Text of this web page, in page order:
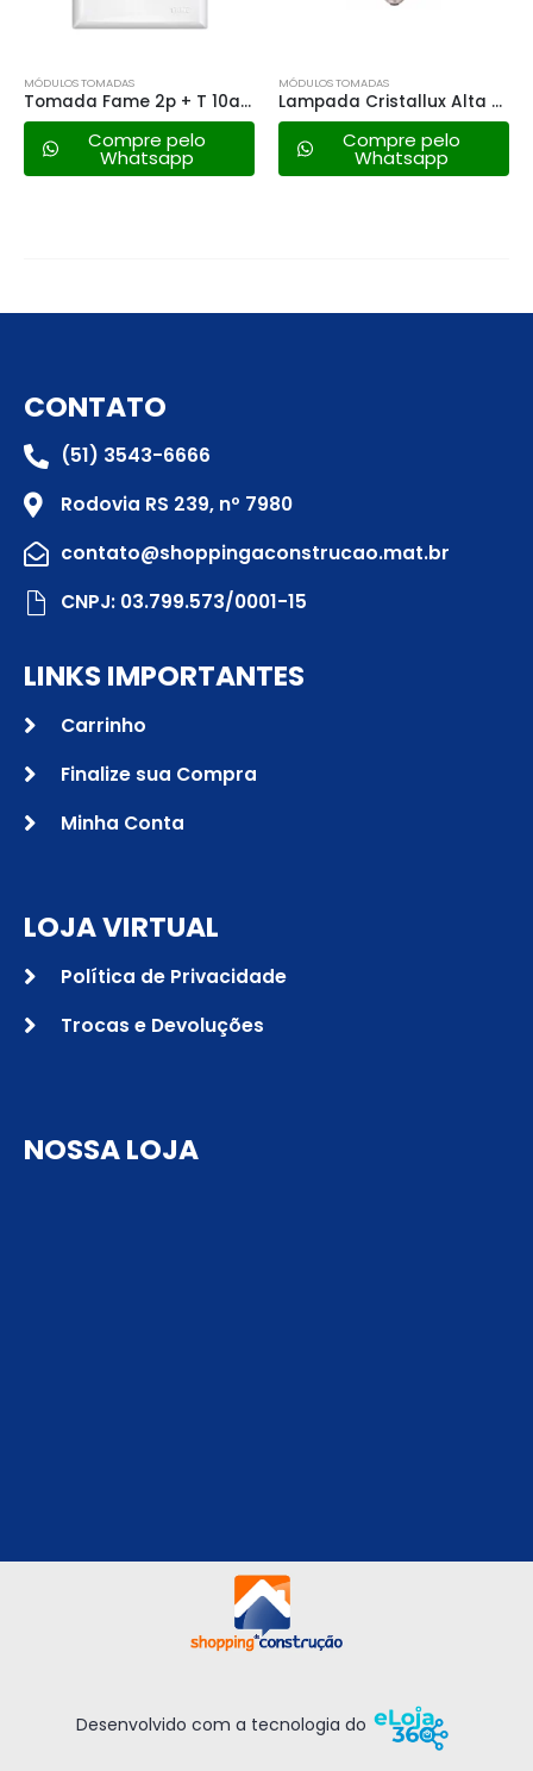
MÓDULOS TOMADAS
Tomada Fame 2p + T 10a – 3742 Habitat Black
Compre pelo
Whatsapp
MÓDULOS TOMADAS
Lampada Cristallux Alta Potencia Led – 19w 6500k
Compre pelo
Whatsapp
CONTATO
(51) 3543-6666
Rodovia RS 239, nº 7980
contato@shoppingaconstrucao.mat.br
CNPJ: 03.799.573/0001-15
LINKS IMPORTANTES
Carrinho
Finalize sua Compra
Minha Conta
LOJA VIRTUAL
Política de Privacidade
Trocas e Devoluções
NOSSA LOJA
Desenvolvido com a tecnologia do